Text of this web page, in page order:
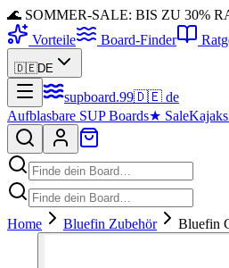
🌊 SOMMER-SALE: BIS ZU 30%
Vorteile
Board-Finder
🇩🇪DE
supboard.99🇩🇪 de
Aufblasbare SUP Boards★ SaleKajaks
Home Bluefin Zubehör Bluefin